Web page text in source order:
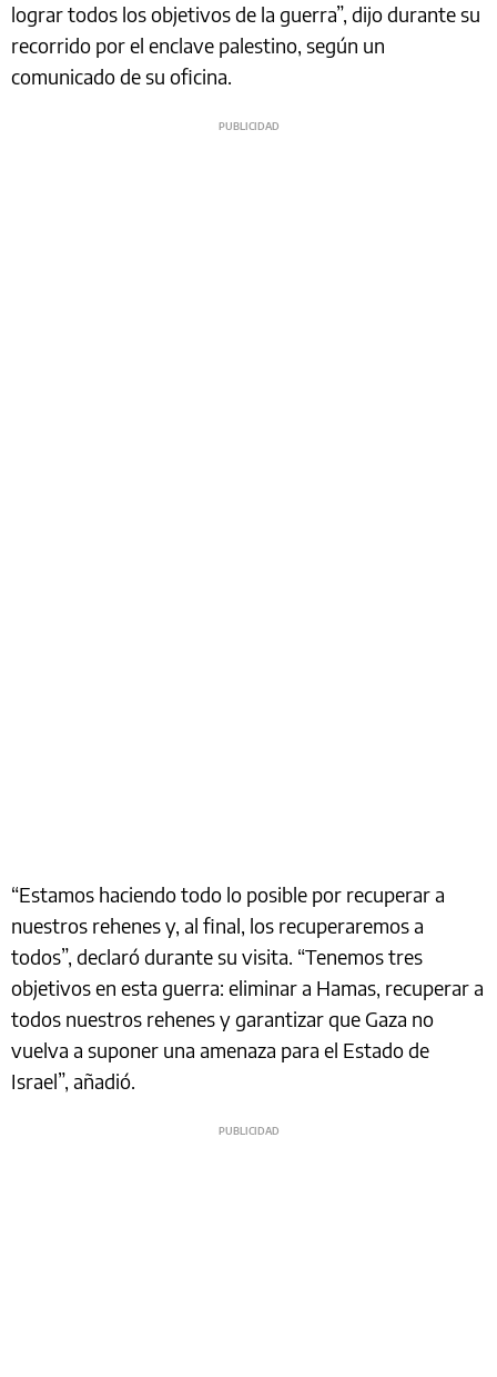
lograr todos los objetivos de la guerra”, dijo durante su
recorrido por el enclave palestino, según un
comunicado de su oficina.
“Estamos haciendo todo lo posible por recuperar a
nuestros rehenes y, al final, los recuperaremos a
todos”, declaró durante su visita. “Tenemos tres
objetivos en esta guerra: eliminar a Hamas, recuperar a
todos nuestros rehenes y garantizar que Gaza no
vuelva a suponer una amenaza para el Estado de
Israel”, añadió.